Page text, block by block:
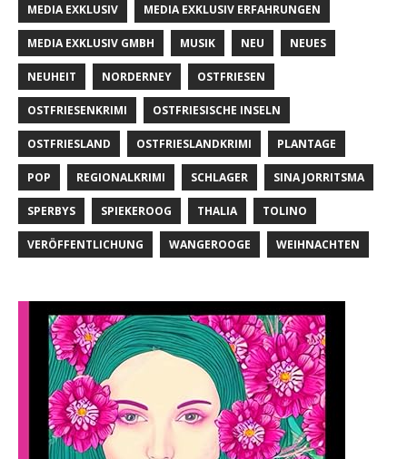
MEDIA EXKLUSIV MEDIA EXKLUSIV ERFAHRUNGEN
MEDIA EXKLUSIV GMBH MUSIK NEU NEUES
NEUHEIT NORDERNEY OSTFRIESEN
OSTFRIESENKRIMI OSTFRIESISCHE INSELN
OSTFRIESLAND OSTFRIESLANDKRIMI PLANTAGE
POP REGIONALKRIMI SCHLAGER SINA JORRITSMA
SPERBYS SPIEKEROOG THALIA TOLINO
VERÖFFENTLICHUNG WANGEROOGE WEIHNACHTEN